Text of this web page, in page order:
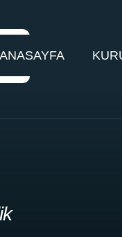
ANASAYFA